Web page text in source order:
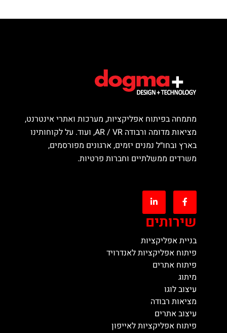
מתמחה בפיתוח אפליקציות, מערכות ואתרי אינטרנט,
מציאות מדומה ורבודה AR / VR, ועוד. על לקוחותינו
בארץ ובחו״ל נמנים יזמים, ארגונים מפורסמים,
משרדים ממשלתיים וחברות פרטיות.
שירותים
בניית אפליקציות
פיתוח אפליקציות לאנדרויד
פיתוח אתרים
מיתוג
עיצוב לוגו
מציאות רבודה
עיצוב אתרים
פיתוח אפליקציות לאייפון